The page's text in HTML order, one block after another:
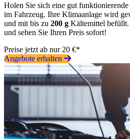
Holen Sie sich eine gut
im Fahrzeug. Ihre Klimaanlage wird
und mit bis zu 200 g Kältemittel
und sehen Sie Ihren Preis sofort!
Preise jetzt ab nur 20 €*
Angebote erhalten